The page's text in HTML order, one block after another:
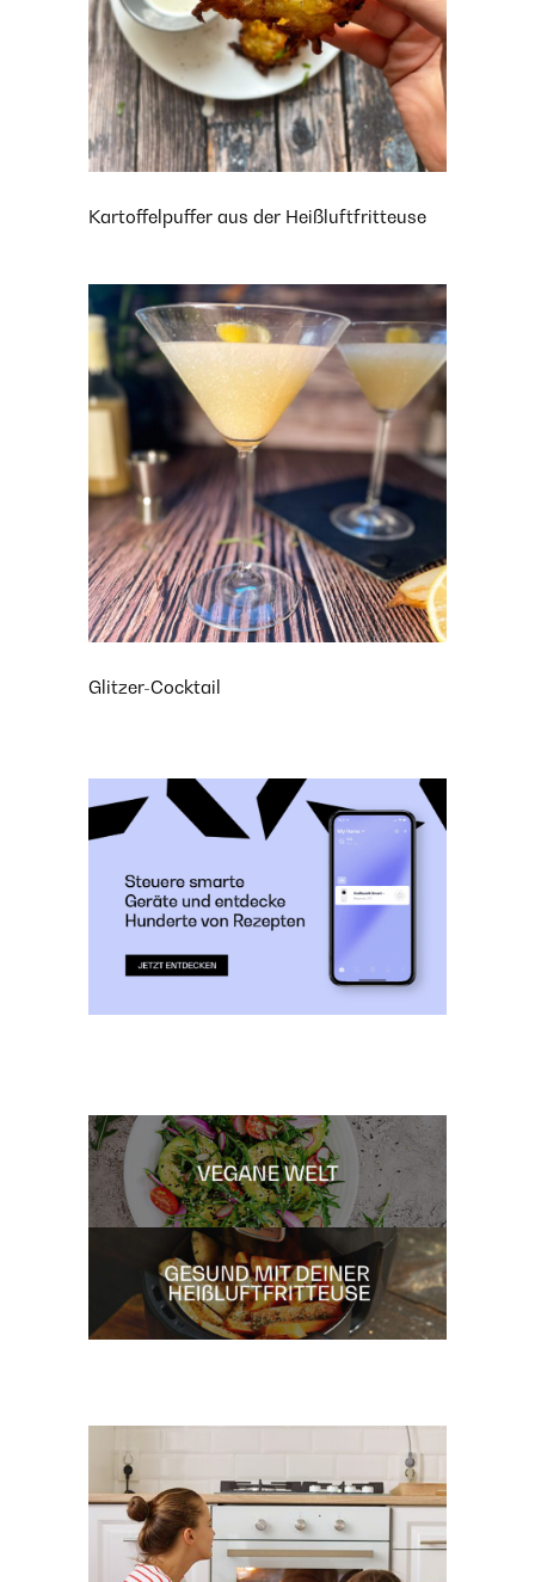
Kartoffelpuffer aus der Heißluftfritteuse
Glitzer-Cocktail